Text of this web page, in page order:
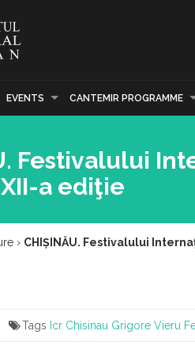
EVENTS CANTEMIR PROGRAMME
Festivalului
a ediţie
› CHIȘINĂU. Festivalului
Tags Icr Chisinau Grigore Vieru